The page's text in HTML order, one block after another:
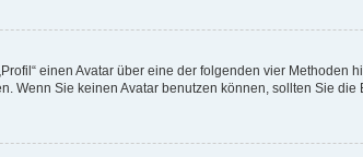
einen Avatar über eine der folgenden vier
Wenn Sie keinen Avatar benutzen können, sollten Sie die